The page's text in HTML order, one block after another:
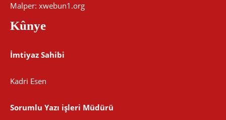
Malper: xwebun1.org
Kûnye
İmtiyaz Sahibi
Kadri Esen
Sorumlu Yazı işleri Müdürü